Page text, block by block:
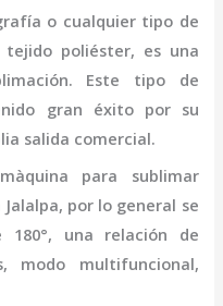
o cualquier tipo de
poliéster, es una
Este tipo de
gran éxito por su
salida comercial.
màquina para sublimar
Jalalpa, por lo general se
180°, una relación de
modo multifuncional,